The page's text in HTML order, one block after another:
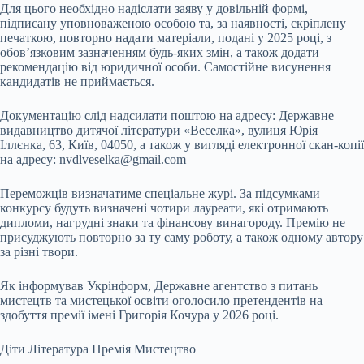
Для цього необхідно надіслати заяву у довільній формі,
підписану уповноваженою особою та, за наявності, скріплену
печаткою, повторно надати матеріали, подані у 2025 році, з
обов’язковим зазначенням будь-яких змін, а також додати
рекомендацію від юридичної особи. Самостійне висунення
кандидатів не приймається.
Документацію слід надсилати поштою на адресу: Державне
видавництво дитячої літератури «Веселка», вулиця Юрія
Іллєнка, 63, Київ, 04050, а також у вигляді електронної скан-копії
на адресу: nvdlveselka@gmail.com
Переможців визначатиме спеціальне журі. За підсумками
конкурсу будуть визначені чотири лауреати, які отримають
дипломи, нагрудні знаки та фінансову винагороду. Премію не
присуджують повторно за ту саму роботу, а також одному автору
за різні твори.
Як інформував Укрінформ, Державне агентство з питань
мистецтв та мистецької освіти оголосило претендентів на
здобуття премії імені Григорія Кочура у 2026 році.
Діти Література Премія Мистецтво